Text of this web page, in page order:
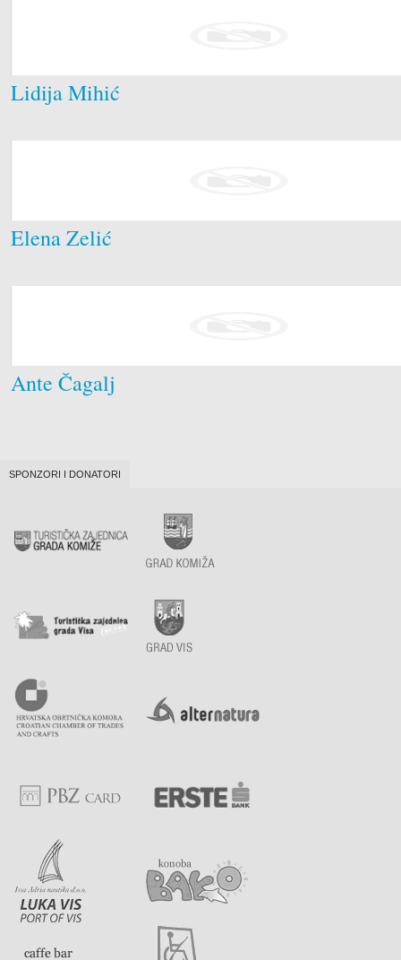
Lidija Mihić
Elena Zelić
Ante Čagalj
SPONZORI I DONATORI